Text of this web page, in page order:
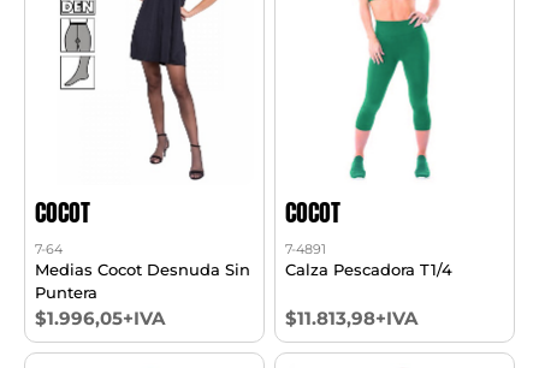
COCOT
7-64
Medias Cocot Desnuda Sin
Puntera
$1.996,05+IVA
COCOT
7-4891
Calza Pescadora T1/4
$11.813,98+IVA